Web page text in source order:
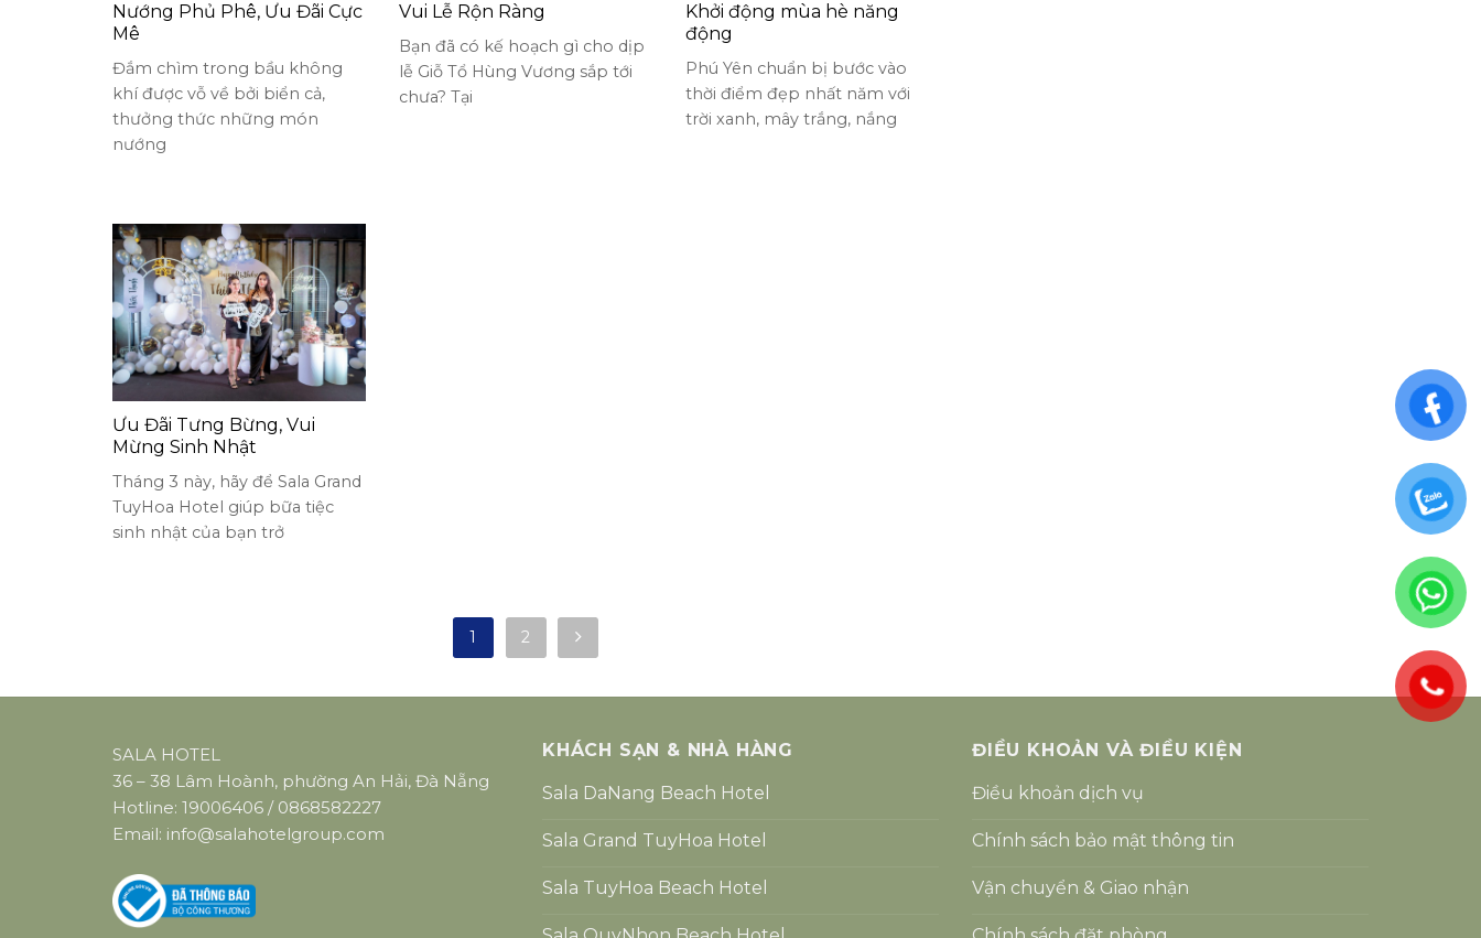
Nướng Phủ Phê, Ưu Đãi Cực
Mê
Đắm chìm trong bầu không
khí được vỗ về bởi biển cả,
thưởng thức những món
nướng
Vui Lễ Rộn Ràng
Bạn đã có kế hoạch gì cho dịp
lễ Giỗ Tổ Hùng Vương sắp tới
chưa? Tại
Khởi động mùa hè năng
động
Phú Yên chuẩn bị bước vào
thời điểm đẹp nhất năm với
trời xanh, mây trắng, nắng
Ưu Đãi Tưng Bừng, Vui
Mừng Sinh Nhật
Tháng 3 này, hãy để Sala Grand
TuyHoa Hotel giúp bữa tiệc
sinh nhật của bạn trở
1 2
SALA HOTEL
36 – 38 Lâm Hoành, phường An Hải, Đà Nẵng
Hotline: 19006406 / 0868582227
Email: info@salahotelgroup.com
KHÁCH SẠN & NHÀ HÀNG
Sala DaNang Beach Hotel
Sala Grand TuyHoa Hotel
Sala TuyHoa Beach Hotel
ĐIỀU KHOẢN VÀ ĐIỀU KIỆN
Điều khoản dịch vụ
Chính sách bảo mật thông tin
Vận chuyển & Giao nhận